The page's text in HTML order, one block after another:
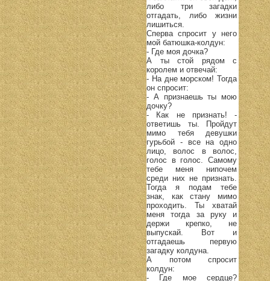
либо три загадки
отгадать, либо жизни
лишиться.
Сперва спросит у него
мой батюшка-колдун:
- Где моя дочка?
А ты стой рядом с
королем и отвечай:
- На дне морском! Тогда
он спросит:
- А признаешь ты мою
дочку?
- Как не признать! -
ответишь ты. Пройдут
мимо тебя девушки
гурьбой - все на одно
лицо, волос в волос,
голос в голос. Самому
тебе меня нипочем
среди них не признать.
Тогда я подам тебе
знак, как стану мимо
проходить. Ты хватай
меня тогда за руку и
держи крепко, не
выпускай. Вот и
отгадаешь первую
загадку колдуна.
А потом спросит
колдун:
- Где мое сердце?